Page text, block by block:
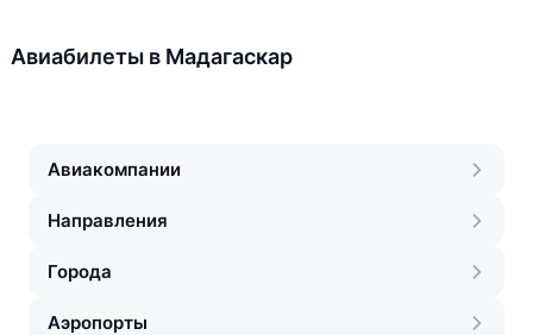
Авиабилеты в Мадагаскар
Авиакомпании
Направления
Города
Аэропорты